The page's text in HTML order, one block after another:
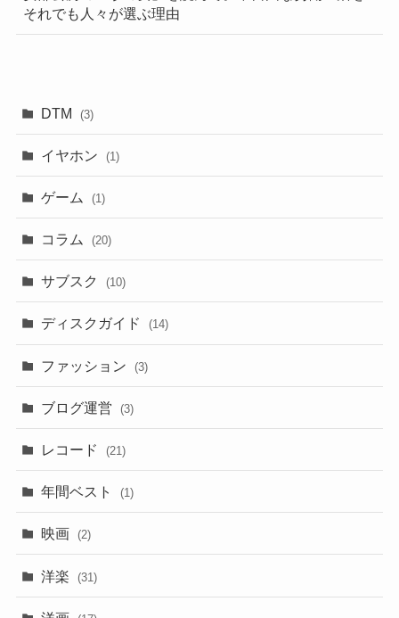
それでも人々が選ぶ理由
DTM (3)
イヤホン (1)
ゲーム (1)
コラム (20)
サブスク (10)
ディスクガイド (14)
ファッション (3)
ブログ運営 (3)
レコード (21)
年間ベスト (1)
映画 (2)
洋楽 (31)